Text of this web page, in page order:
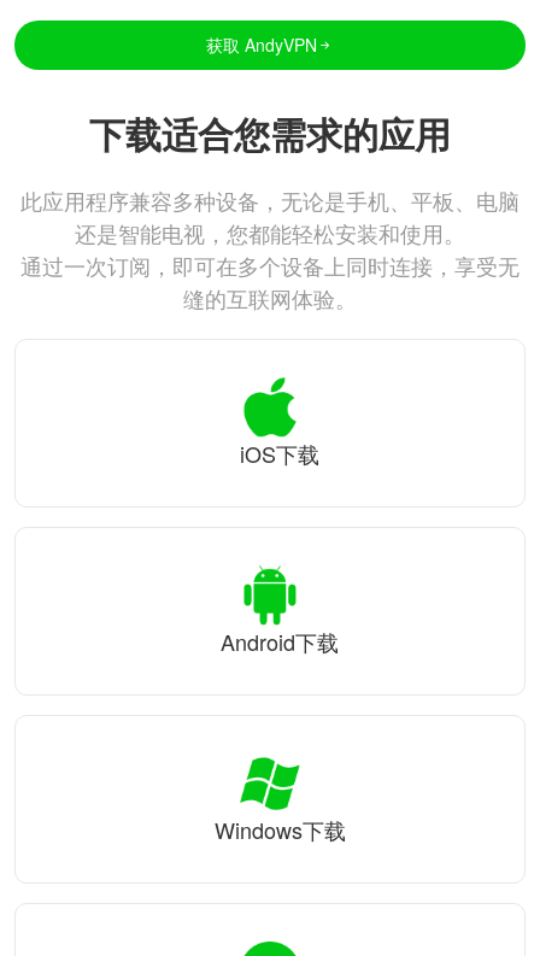
获取 AndyVPN
下载适合您需求的应用
此应用程序兼容多种设备，无论是手机、平板、电脑
还是智能电视，您都能轻松安装和使用。
通过一次订阅，即可在多个设备上同时连接，享受无
缝的互联网体验。
iOS下载
Android下载
Windows下载